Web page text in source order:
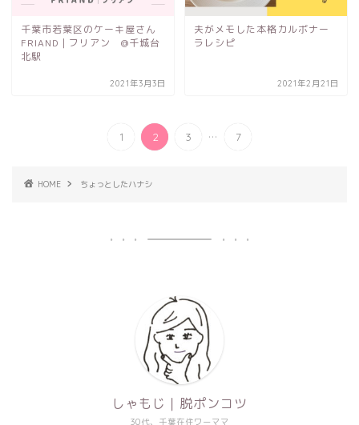
千葉市若葉区のケーキ屋さん
FRIAND｜フリアン @千城台
北駅
2021年3月3日
夫がメモした本格カルボナー
ラレシピ
2021年2月21日
1 2 3 ... 7
HOME ちょっとしたハナシ
30代、千葉在住ワーママ
しゃもじ｜脱ポンコツ